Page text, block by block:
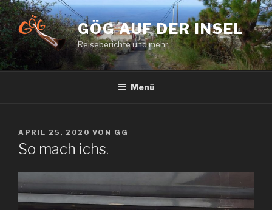
Zum
Inhalt
springen
GÖG AUF DER INSEL
Reiseberichte und mehr.
Menü
VERÖFFENTLICHT
AM
APRIL 25, 2020 VON GG
So mach ichs.